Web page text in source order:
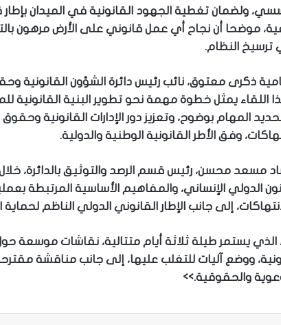
ولضمان تغطية الجهود القانونية في الميدان
موضحا أن نجاح أي عمل قانوني على الأرض مرهون
ترسيخ النظام.
ذكرى معتوق، نائب رئيس دائرة الشؤون القانونية
هذا اللقاء يمثل خطوة مهمة نحو تطوير البنية
المهام بوضوح، وتعزيز دور الإدارات القانونية
وفق الأطر القانونية الوطنية والدولية.
مسعد محسن، رئيس قسم الرصد والتوثيق بالدائرة، خلال
الدولي الإنساني، والمفاهيم الأساسية المرتبطة
إلى جانب الإطار القانوني الدولي الناظم لحماية
الذي يستمر طيلة ثلاثة أيام متتالية، نقاشات موسعة حول
ووضع آليات للتغلب عليها، إلى جانب مناقشة
والحقوقية.>>